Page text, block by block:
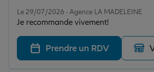
Le 29/07/2026 - Agence LA MADELEINE
Je recommande vivement!
Prendre un RDV